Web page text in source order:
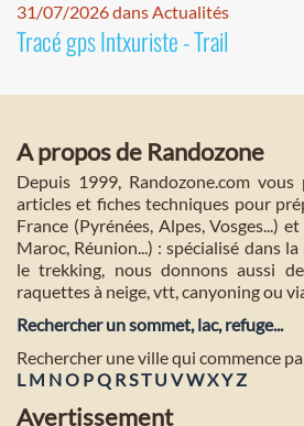
31/07/2026 dans Actualités
Tracé gps Intxuriste - Trail
A propos de Randozone
Depuis 1999, Randozone.com
articles et fiches techniques pour
France (Pyrénées, Alpes, Vosges...)
Maroc, Réunion...) : spécialisé dans
le trekking, nous donnons aussi
raquettes à neige, vtt, canyoning ou
Rechercher un sommet, lac, refuge...
Rechercher une ville qui commence
L M NO PQ RST U VWXYZ
Avertissement